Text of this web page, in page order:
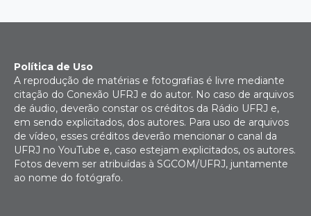
Política de Uso
A reprodução de matérias e fotografias é livre mediante
citação do Conexão UFRJ e do autor. No caso de arquivos
de áudio, deverão constar os créditos da Rádio UFRJ e,
em sendo explicitados, dos autores. Para uso de arquivos
de vídeo, esses créditos deverão mencionar o canal da
UFRJ no YouTube e, caso estejam explicitados, os autores.
Fotos devem ser atribuídas à SGCOM/UFRJ, juntamente
ao nome do fotógrafo.